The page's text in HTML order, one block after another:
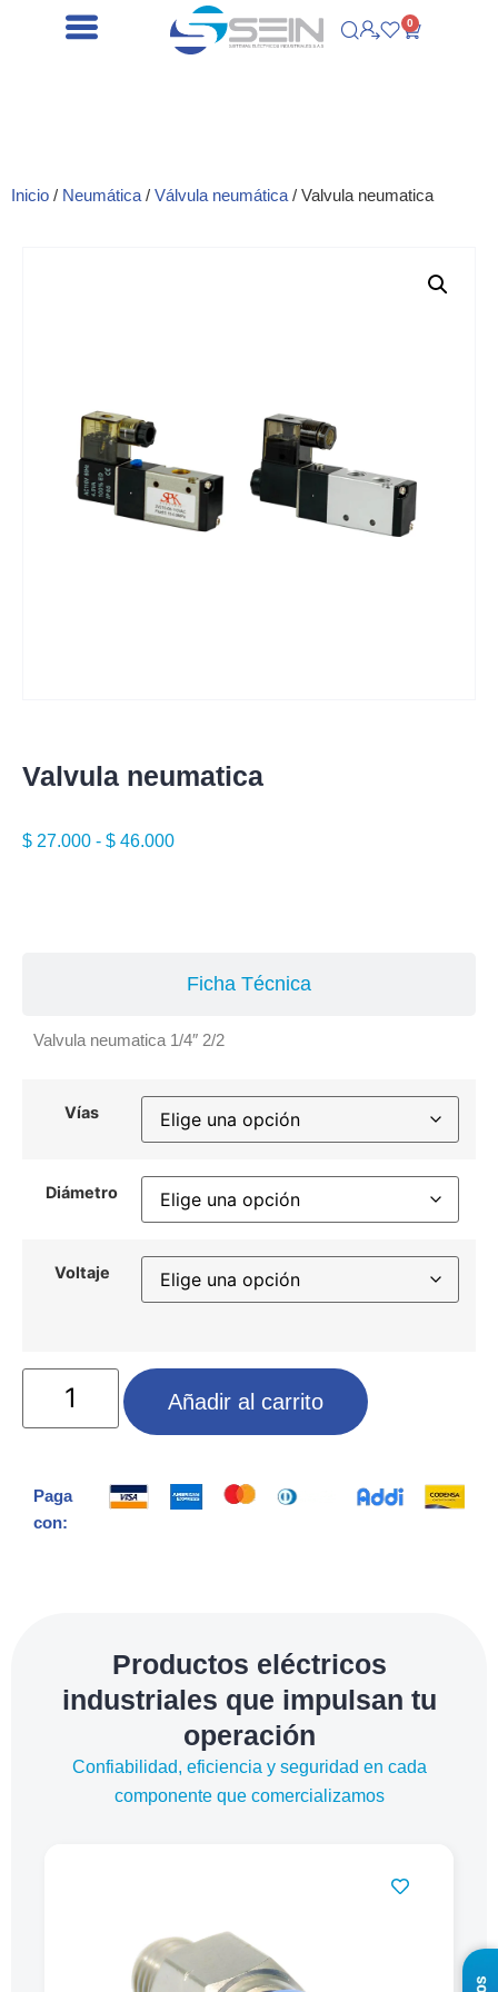
0
Inicio / Neumática / Válvula neumática / Valvula neumatica
Valvula neumatica
$ 27.000 - $ 46.000
Ficha Técnica
Valvula neumatica 1/4″ 2/2
Vías
Diámetro
Voltaje
Añadir al carrito
Paga
con:
Productos eléctricos
industriales que impulsan tu
operación
Confiabilidad, eficiencia y seguridad en cada
componente que comercializamos